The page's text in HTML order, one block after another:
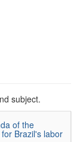
subject.
of the
Brazil's labor